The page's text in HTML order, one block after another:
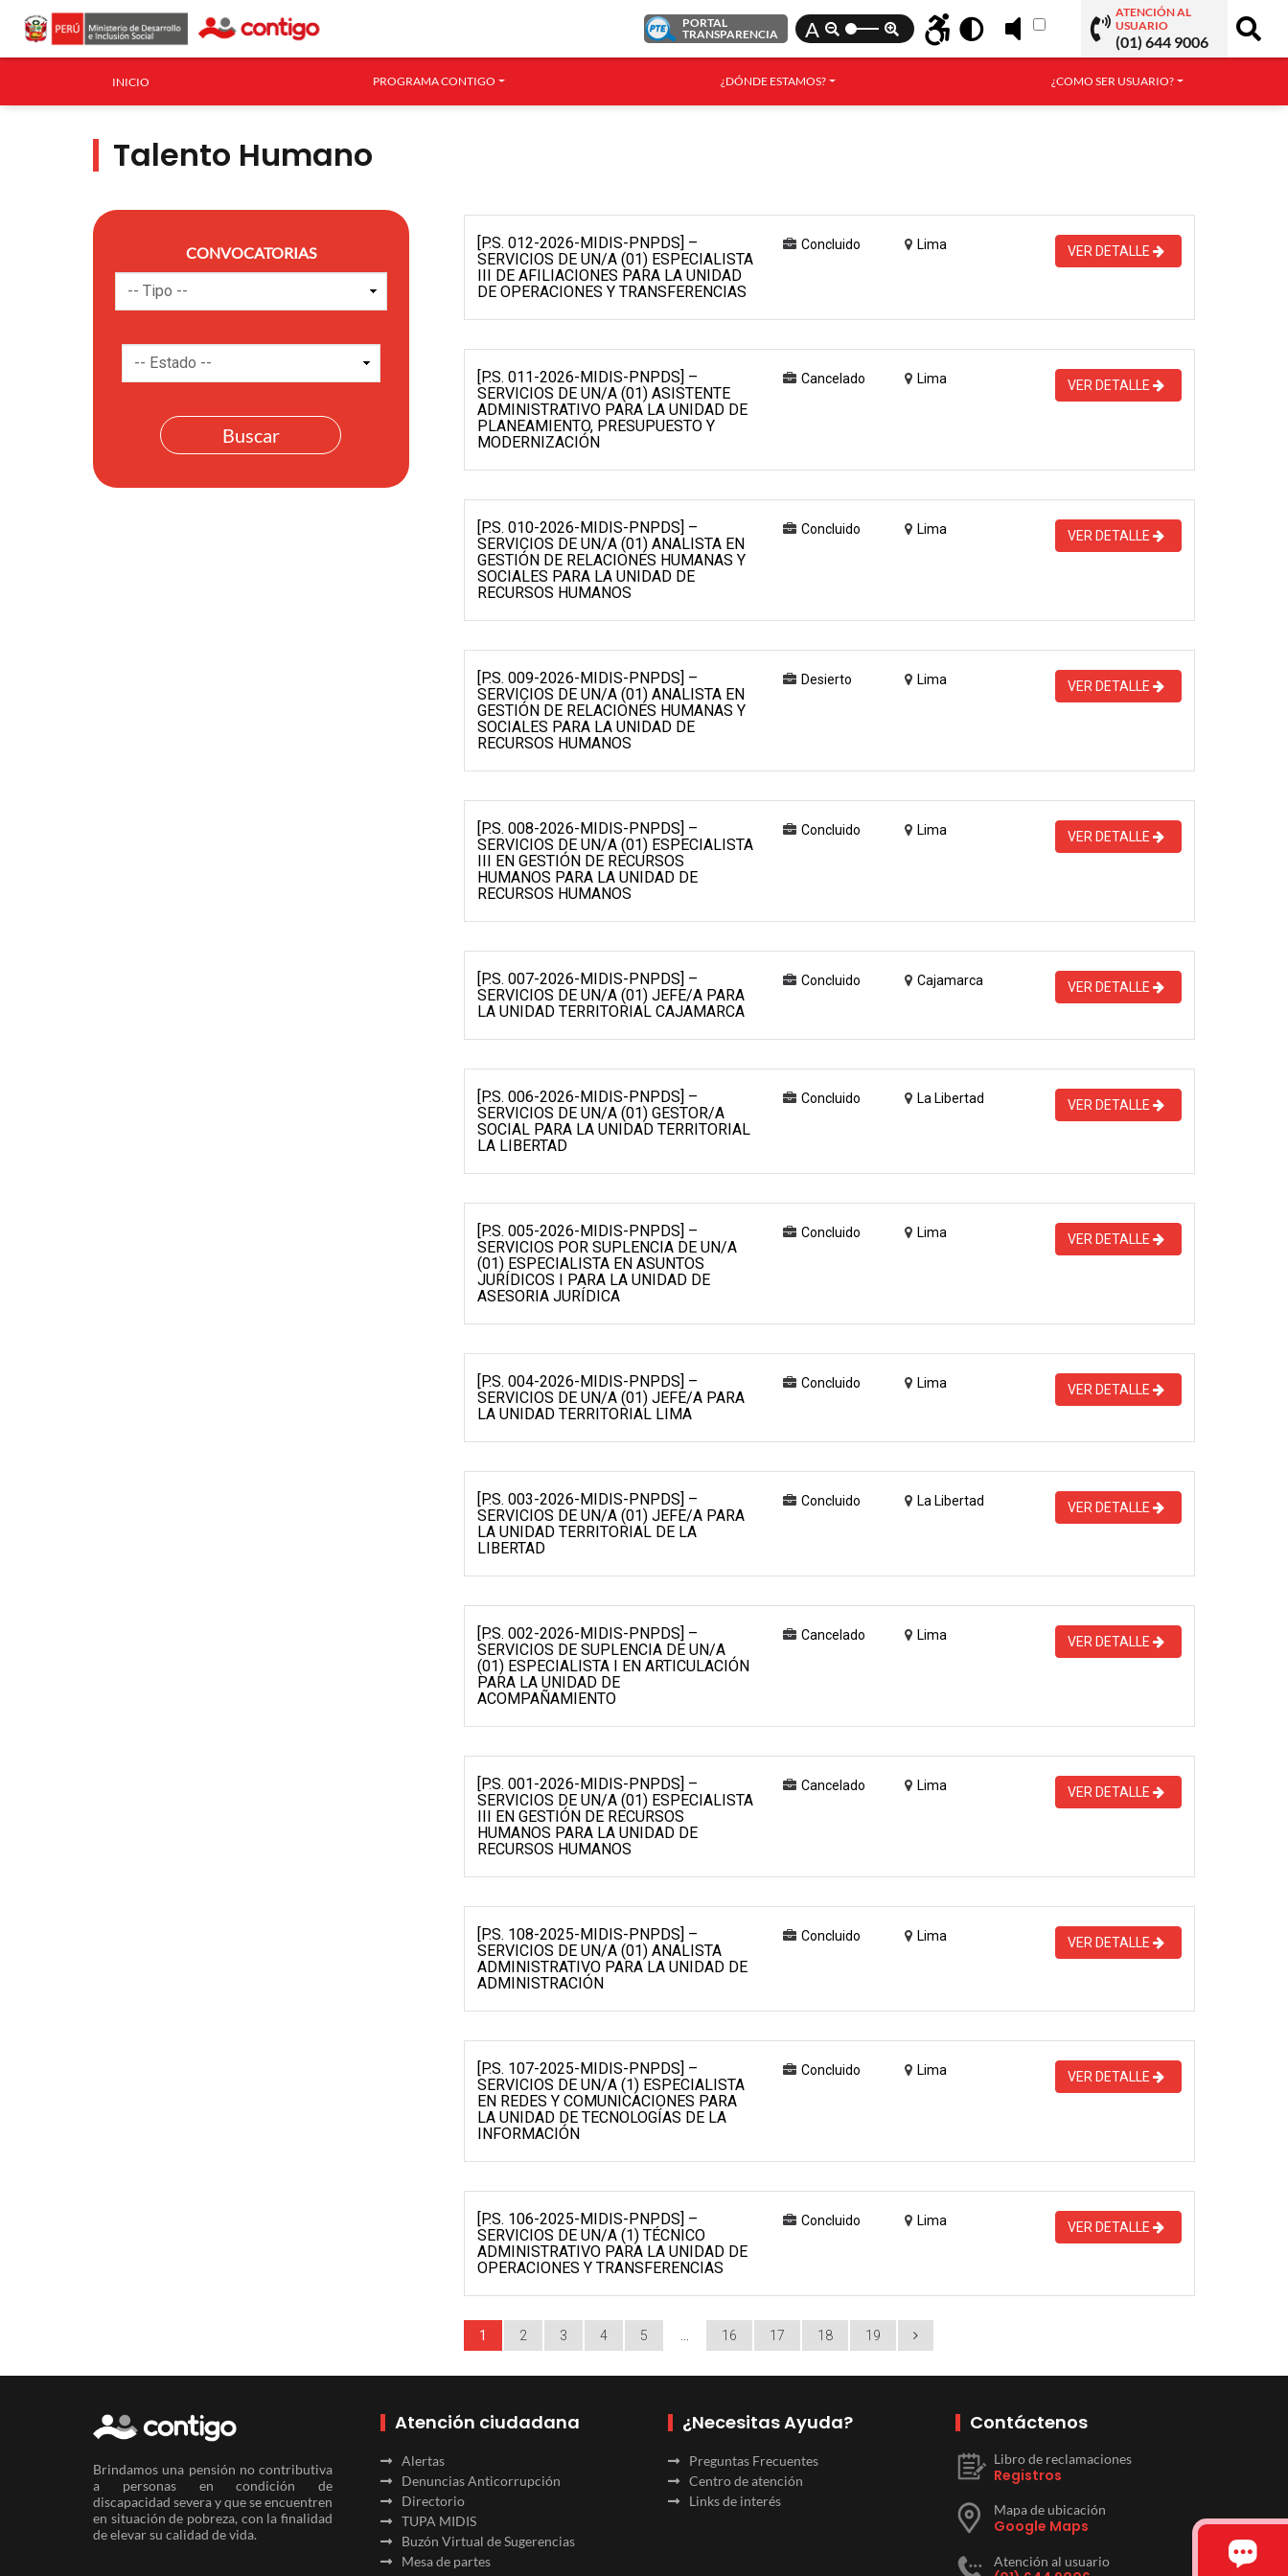
PORTAL
TRANSPARENCIA
A
ATENCIÓN AL
USUARIO
(01) 644 9006
INICIO PROGRAMA CONTIGO ¿DÓNDE ESTAMOS? ¿COMO SER USUARIO?
Talento Humano
CONVOCATORIAS
[P.S. 012-2026-MIDIS-PNPDS] –
SERVICIOS DE UN/A (01) ESPECIALISTA
III DE AFILIACIONES PARA LA UNIDAD
DE OPERACIONES Y TRANSFERENCIAS
Concluido Lima VER DETALLE
[P.S. 011-2026-MIDIS-PNPDS] –
SERVICIOS DE UN/A (01) ASISTENTE
ADMINISTRATIVO PARA LA UNIDAD DE
PLANEAMIENTO, PRESUPUESTO Y
MODERNIZACIÓN
Cancelado Lima VER DETALLE
[P.S. 010-2026-MIDIS-PNPDS] –
SERVICIOS DE UN/A (01) ANALISTA EN
GESTIÓN DE RELACIONES HUMANAS Y
SOCIALES PARA LA UNIDAD DE
RECURSOS HUMANOS
Concluido Lima VER DETALLE
[P.S. 009-2026-MIDIS-PNPDS] –
SERVICIOS DE UN/A (01) ANALISTA EN
GESTIÓN DE RELACIONES HUMANAS Y
SOCIALES PARA LA UNIDAD DE
RECURSOS HUMANOS
Desierto Lima VER DETALLE
[P.S. 008-2026-MIDIS-PNPDS] –
SERVICIOS DE UN/A (01) ESPECIALISTA
III EN GESTIÓN DE RECURSOS
HUMANOS PARA LA UNIDAD DE
RECURSOS HUMANOS
Concluido Lima VER DETALLE
[P.S. 007-2026-MIDIS-PNPDS] –
SERVICIOS DE UN/A (01) JEFE/A PARA
LA UNIDAD TERRITORIAL CAJAMARCA
Concluido Cajamarca VER DETALLE
[P.S. 006-2026-MIDIS-PNPDS] –
SERVICIOS DE UN/A (01) GESTOR/A
SOCIAL PARA LA UNIDAD TERRITORIAL
LA LIBERTAD
Concluido La Libertad VER DETALLE
[P.S. 005-2026-MIDIS-PNPDS] –
SERVICIOS POR SUPLENCIA DE UN/A
(01) ESPECIALISTA EN ASUNTOS
JURÍDICOS I PARA LA UNIDAD DE
ASESORIA JURÍDICA
Concluido Lima VER DETALLE
[P.S. 004-2026-MIDIS-PNPDS] –
SERVICIOS DE UN/A (01) JEFE/A PARA
LA UNIDAD TERRITORIAL LIMA
Concluido Lima VER DETALLE
[P.S. 003-2026-MIDIS-PNPDS] –
SERVICIOS DE UN/A (01) JEFE/A PARA
LA UNIDAD TERRITORIAL DE LA
LIBERTAD
Concluido La Libertad VER DETALLE
[P.S. 002-2026-MIDIS-PNPDS] –
SERVICIOS DE SUPLENCIA DE UN/A
(01) ESPECIALISTA I EN ARTICULACIÓN
PARA LA UNIDAD DE
ACOMPAÑAMIENTO
Cancelado Lima VER DETALLE
[P.S. 001-2026-MIDIS-PNPDS] –
SERVICIOS DE UN/A (01) ESPECIALISTA
III EN GESTIÓN DE RECURSOS
HUMANOS PARA LA UNIDAD DE
RECURSOS HUMANOS
Cancelado Lima VER DETALLE
[P.S. 108-2025-MIDIS-PNPDS] –
SERVICIOS DE UN/A (01) ANALISTA
ADMINISTRATIVO PARA LA UNIDAD DE
ADMINISTRACIÓN
Concluido Lima VER DETALLE
[P.S. 107-2025-MIDIS-PNPDS] –
SERVICIOS DE UN/A (1) ESPECIALISTA
EN REDES Y COMUNICACIONES PARA
LA UNIDAD DE TECNOLOGÍAS DE LA
INFORMACIÓN
Concluido Lima VER DETALLE
[P.S. 106-2025-MIDIS-PNPDS] –
SERVICIOS DE UN/A (1) TÉCNICO
ADMINISTRATIVO PARA LA UNIDAD DE
OPERACIONES Y TRANSFERENCIAS
Concluido Lima VER DETALLE
1 2 3 4 5 16 17 18 19
Brindamos una pensión no contributiva
a personas en condición de
discapacidad severa y que se encuentren
en situación de pobreza, con la finalidad
de elevar su calidad de vida.
Atención ciudadana
Alertas
Denuncias Anticorrupción
Directorio
TUPA MIDIS
Buzón Virtual de Sugerencias
Mesa de partes
¿Necesitas Ayuda?
Preguntas Frecuentes
Centro de atención
Links de interés
Contáctenos
Libro de reclamaciones
Registros
Mapa de ubicación
Google Maps
Atención al usuario